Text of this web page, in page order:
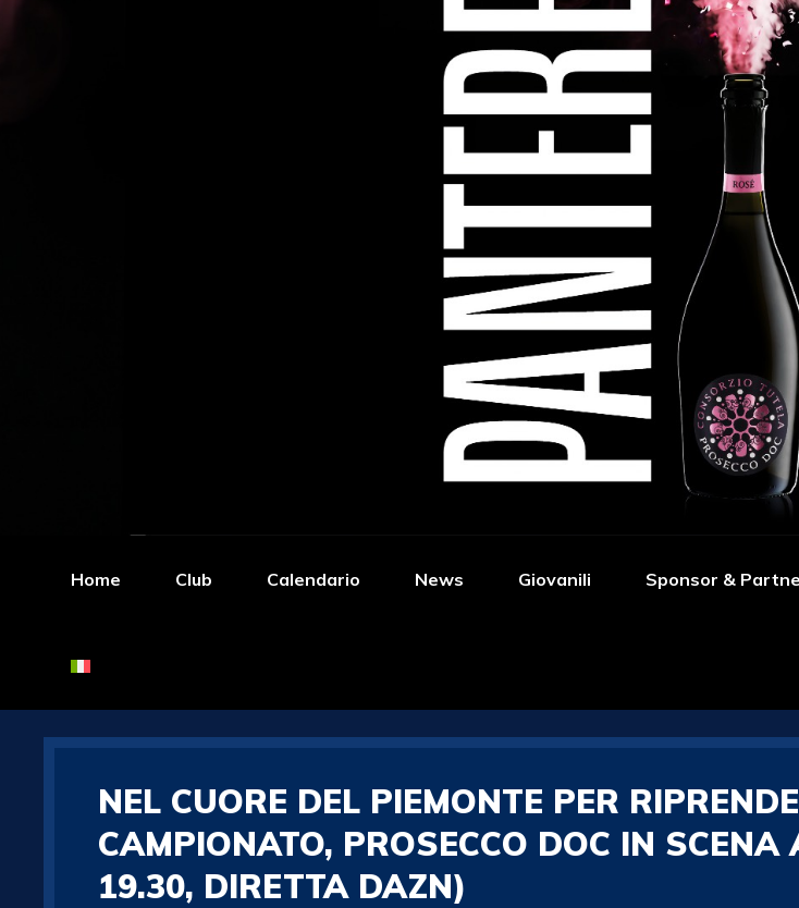
Home Club Calendario News Giovanili Sponsor &
NEL CUORE DEL PIEMONTE PER
CAMPIONATO, PROSECCO DOC IN
19.30, DIRETTA DAZN)